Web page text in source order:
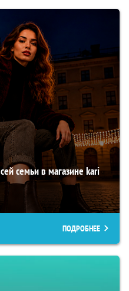
семьи в магазине kari
ПОДРОБНЕЕ